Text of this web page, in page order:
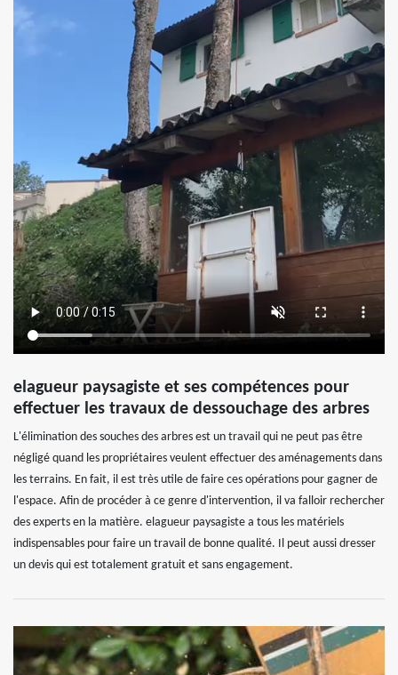
elagueur paysagiste et ses compétences pour
effectuer les travaux de dessouchage des arbres
L'élimination des souches des arbres est un travail qui ne peut pas être
négligé quand les propriétaires veulent effectuer des aménagements dans
les terrains. En fait, il est très utile de faire ces opérations pour gagner de
l'espace. Afin de procéder à ce genre d'intervention, il va falloir rechercher
des experts en la matière. elagueur paysagiste a tous les matériels
indispensables pour faire un travail de bonne qualité. Il peut aussi dresser
un devis qui est totalement gratuit et sans engagement.